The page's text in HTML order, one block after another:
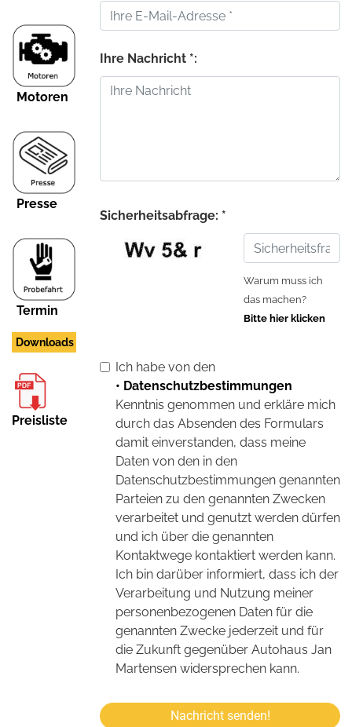
Motoren
Presse
Termin
Downloads
Preisliste
Ihre Nachricht *:
Sicherheitsabfrage: *
Warum muss ich
das machen?
Bitte hier klicken
Ich habe von den
• Datenschutzbestimmungen
Kenntnis genommen und erkläre mich
durch das Absenden des Formulars
damit einverstanden, dass meine
Daten von den in den
Datenschutzbestimmungen genannten
Parteien zu den genannten Zwecken
verarbeitet und genutzt werden dürfen
und ich über die genannten
Kontaktwege kontaktiert werden kann.
Ich bin darüber informiert, dass ich der
Verarbeitung und Nutzung meiner
personenbezogenen Daten für die
genannten Zwecke jederzeit und für
die Zukunft gegenüber Autohaus Jan
Martensen widersprechen kann.
Nachricht senden!